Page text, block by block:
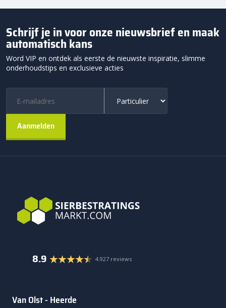
Schrijf je in voor onze nieuwsbrief en maak
automatisch kans
Word VIP en ontdek als eerste de nieuwste inspiratie, slimme
onderhoudstips en exclusieve acties
8.9 4.927 reviews
Van Olst - Heerde